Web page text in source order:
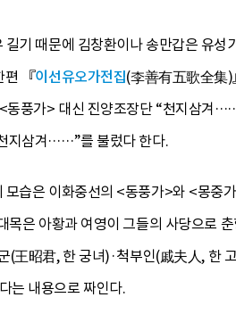
길기 때문에 김창환이나 송만갑은 유
편 『이선유오가전집(李善有五歌全集)
동풍가> 대신 진양조장단 “천지삼겨
지삼겨……”를 불렀다 한다.
모습은 이화중선의 <동풍가>와 <몽중
목은 아황과 여영이 그들의 사당으로
(王昭君, 한 궁녀)·척부인(戚夫人, 한
는 내용으로 짜인다.